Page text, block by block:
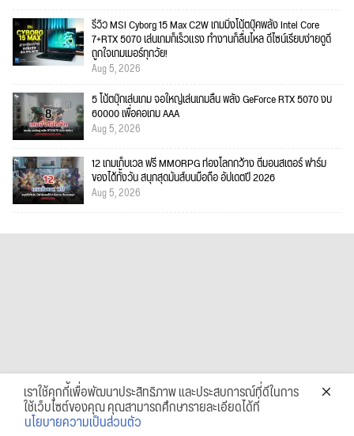
รีวิว MSI Cyborg 15 Max C2W เกมมิ่งโน้ตบุ๊คพลัง Intel Core
7+RTX 5070 เล่นเกมก็เร็วแรง ทำงานก็ลื่นไหล ดีไซน์เรียบง่ายดูดี
ถูกใจเกมเมอร์ทุกวัย!
Aug 5, 2026
5 โน้ตบุ๊กเล่นเกม จอใหญ่เล่นเกมลื่น พลัง GeForce RTX 5070 งบ
60000 เพื่อคอเกม AAA
Aug 5, 2026
12 เกมเก็บเวล ฟรี MMORPG ท่องโลกกว้าง ตีมอนสเตอร์ ฟาร์ม
ของได้ทั้งวัน สนุกสุดมันส์บนมือถือ อัปเดตปี 2026
Aug 5, 2026
เราใช้คุกกี้เพื่อพัฒนาประสิทธิภาพ และประสบการณ์ที่ดีในการ
ใช้เว็บไซต์ของคุณ คุณสามารถศึกษารายละเอียดได้ที่
นโยบายความเป็นส่วนตัว